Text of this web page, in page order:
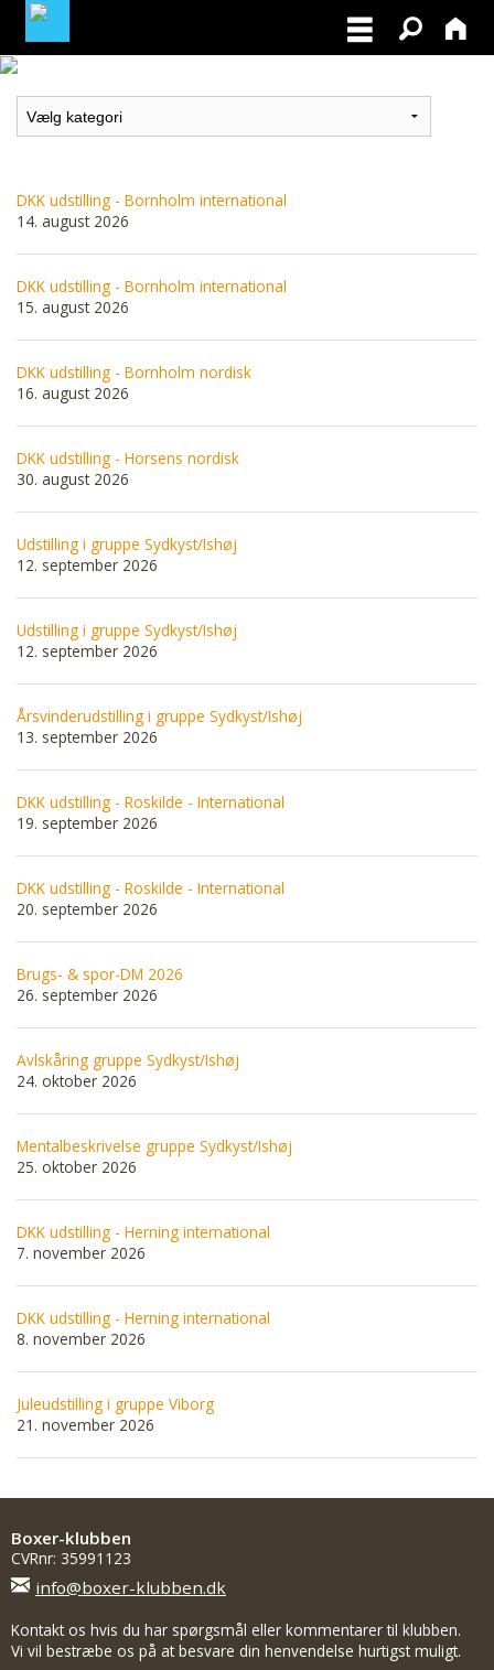
MEDLEMSLOGIN
DKK udstilling - Bornholm international
14. august 2026
DKK udstilling - Bornholm international
15. august 2026
DKK udstilling - Bornholm nordisk
16. august 2026
DKK udstilling - Horsens nordisk
30. august 2026
Udstilling i gruppe Sydkyst/Ishøj
12. september 2026
Udstilling i gruppe Sydkyst/Ishøj
12. september 2026
Årsvinderudstilling i gruppe Sydkyst/Ishøj
13. september 2026
DKK udstilling - Roskilde - International
19. september 2026
DKK udstilling - Roskilde - International
20. september 2026
Brugs- & spor-DM 2026
26. september 2026
Avlskåring gruppe Sydkyst/Ishøj
24. oktober 2026
Mentalbeskrivelse gruppe Sydkyst/Ishøj
25. oktober 2026
DKK udstilling - Herning international
7. november 2026
DKK udstilling - Herning international
8. november 2026
Juleudstilling i gruppe Viborg
21. november 2026
Boxer-klubben
CVRnr: 35991123
info@boxer-klubben.dk
Kontakt os hvis du har spørgsmål eller kommentarer til klubben.
Vi vil bestræbe os på at besvare din henvendelse hurtigst muligt.